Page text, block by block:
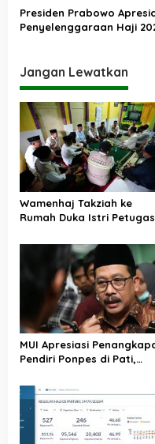
Penyelenggaraan Haji
Berjalan Baik
Presiden Prabowo
Penyelenggaraan Haji
Jangan Lewatkan
Wamenhaj Takziah ke
Rumah Duka Istri Petugas
Penghormatan atas
Amanah yang Tetap
Ditunaikan
MUI Apresiasi
Pendiri Ponpes di Pati,
bagi Perusak Akhlak
Pesantren